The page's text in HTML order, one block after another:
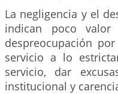
La negligencia y el
indican poco valor
despreocupación
servicio a lo
servicio, dar
institucional y